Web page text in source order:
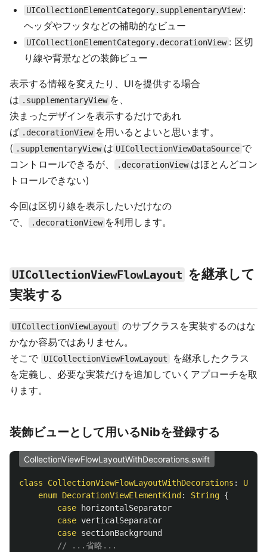
UICollectionElementCategory.supplementaryView :
ヘッダやフッタなどの補助的なビュー
UICollectionElementCategory.decorationView : 区切
り線や背景などの装飾ビュー
表示する情報を変えたり、UIを提供する場合
は .supplementaryView を、
決まったデザインを表示するだけであれ
ば .decorationView を用いるとよいと思います。
( .supplementaryView は UICollectionViewDataSource で
コントロールできるが、
.decorationView はほとんどコン
トロールできない)
今回は区切り線を表示したいだけなの
で、
.decorationView を利用します。
UICollectionViewFlowLayout を継承して
実装する
UICollectionViewLayout
のサブクラスを実装するのはな
かなか容易ではありません。
そこで
UICollectionViewFlowLayout
を継承したクラス
を定義し、必要な実装だけを追加していくアプローチを取
ります。
装飾ビューとして用いるNibを登録する
CollectionViewFlowLayoutWithDecorations.swift
class CollectionViewFlowLayoutWithDecorations :
enum DecorationViewElementKind : String {
case
horizontalSeparator
case verticalSeparator
case sectionBackground
// ...省略...